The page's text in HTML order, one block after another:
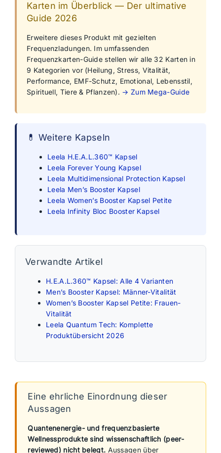
Karten im Überblick — Der ultimative
Guide 2026
Erweitere dieses Produkt mit gezielten
Frequenzladungen. Im umfassenden
Frequenzkarten-Guide stellen wir alle 32 Karten in
9 Kategorien vor (Heilung, Stress, Vitalität,
Performance, EMF-Schutz, Emotional, Lebensstil,
Spirituell, Tiere & Pflanzen). → Zum Mega-Guide
💊 Weitere Kapseln
Leela H.E.A.L.360™ Kapsel
Leela Forever Young Kapsel
Leela Multidimensional Protection Kapsel
Leela Men’s Booster Kapsel
Leela Women’s Booster Kapsel Petite
Leela Infinity Bloc Booster Kapsel
Verwandte Artikel
H.E.A.L.360™ Kapsel: Alle 4 Varianten
Men’s Booster Kapsel: Männer-Vitalität
Women’s Booster Kapsel Petite: Frauen-
Vitalität
Leela Quantum Tech: Komplette
Produktübersicht 2026
Eine ehrliche Einordnung dieser
Aussagen
Quantenenergie- und frequenzbasierte
Wellnessprodukte sind wissenschaftlich (peer-
reviewed) nicht belegt. Aussagen über